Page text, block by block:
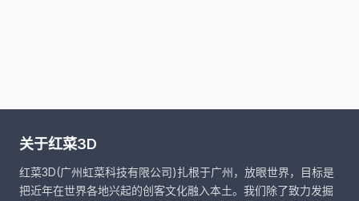
关于红菜3D
红菜3D(广州虹菜科技有限公司)扎根于广州，放眼世界，目标是
把近年在世界各地兴起的创客文化融入本土。我们除了致力发掘